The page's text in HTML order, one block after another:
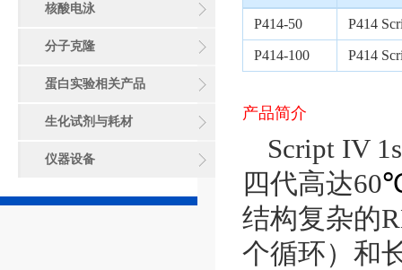
核酸电泳
分子克隆
蛋白实验相关产品
生化试剂与耗材
仪器设备
P414-50 P414
P414-100 P414
产品简介
Script IV
四代高达60
结构复杂的
个循环）和